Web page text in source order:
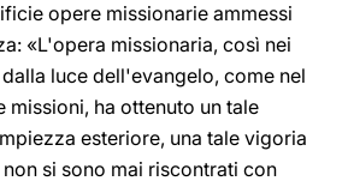
opere missionarie ammessi
«L'opera missionaria, così nei
luce dell'evangelo, come nel
missioni, ha ottenuto un tale
esteriore, una tale vigoria
si sono mai riscontrati con